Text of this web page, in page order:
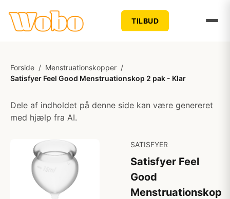
TILBUD
Forside / Menstruationskopper /
Satisfyer Feel Good Menstruationskop 2 pak - Klar
Dele af indholdet på denne side kan være genereret
med hjælp fra AI.
SATISFYER
Satisfyer Feel
Good
Menstruationskop